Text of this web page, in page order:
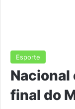
Esporte
Nacional
final do